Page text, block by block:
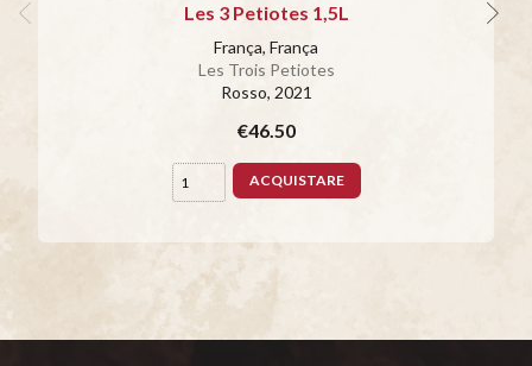
Les 3 Petiotes 1,5L
França, França
Les Trois Petiotes
Rosso, 2021
€46.50
ACQUISTARE